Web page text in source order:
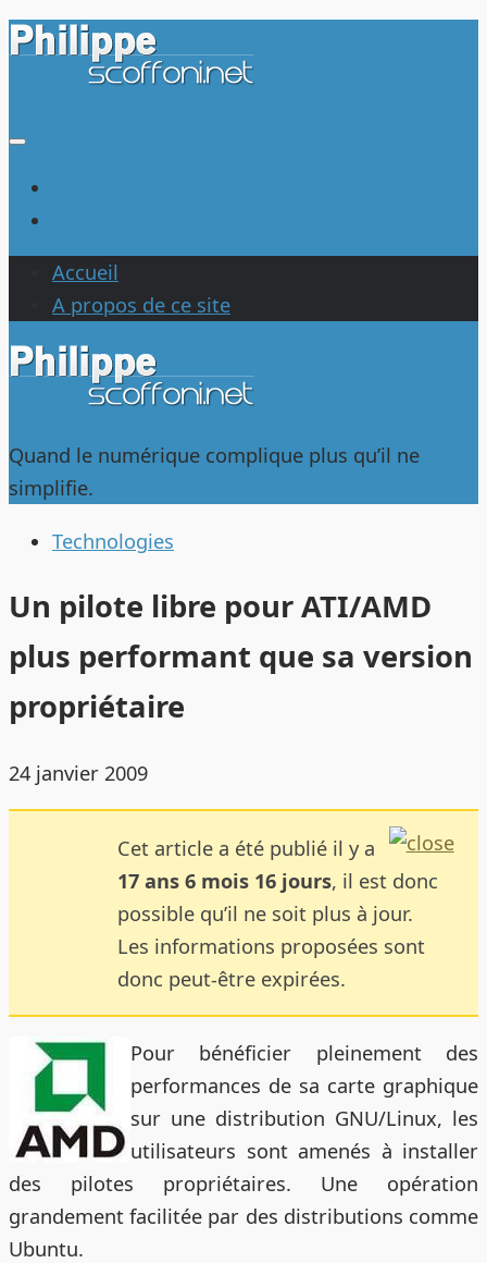
Au
contenu
Accueil
A propos de ce site
Quand le numérique complique plus qu’il ne
simplifie.
Technologies
Un pilote libre pour ATI/AMD
plus performant que sa version
propriétaire
24 janvier 2009
Cet article a été publié il y a
17 ans 6 mois 16 jours, il est donc
possible qu’il ne soit plus à jour.
Les informations proposées sont
donc peut-être expirées.
Pour bénéficier pleinement des
performances de sa carte graphique
sur une distribution GNU/Linux, les
utilisateurs sont amenés à installer
des pilotes propriétaires. Une opération
grandement facilitée par des distributions comme
Ubuntu.